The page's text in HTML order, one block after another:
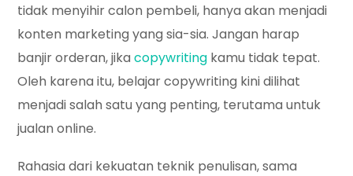
tidak menyihir calon pembeli, hanya akan menjadi
konten marketing yang sia-sia. Jangan harap
banjir orderan, jikacopywriting kamu tidak tepat.
Oleh karena itu, belajar copywriting kini dilihat
menjadi salah satu yang penting, terutama untuk
jualan online.
Rahasia dari kekuatan teknik penulisan, sama